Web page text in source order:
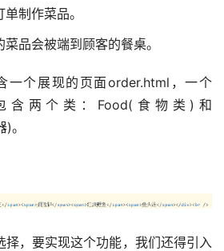
制作菜品。
品会被端到顾客的餐桌。
一个展现的页面order.html，一个
含两个类：Food(食物类)和
。
择，要实现这个功能，我们还得引入